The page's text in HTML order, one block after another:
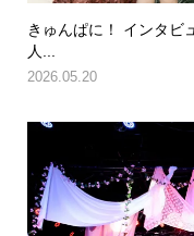
きゅんぱに！ インタ
人...
2026.05.20